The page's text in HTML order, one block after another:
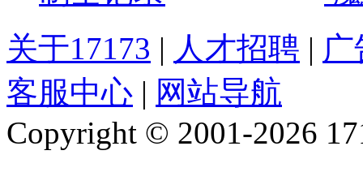
关于17173 | 人才招聘 |
客服中心 | 网站导航
Copyright © 2001-2026